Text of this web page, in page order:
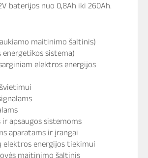
baterijos nuo 0,8Ah iki 260Ah.
maitinimo šaltinis)
energetikos sistema)
elektros energijos
ir apsaugos sistemoms
aparatams ir įrangai
elektros energijos tiekimui
maitinimo šaltinis